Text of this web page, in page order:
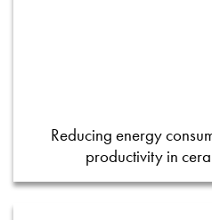
Reducing energy
productivity in